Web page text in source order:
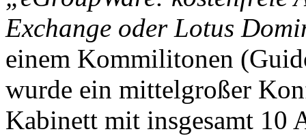
Exchange oder Lotus
einem Kommilitonen
wurde ein mittelgroßer
Kabinett mit insgesamt 10